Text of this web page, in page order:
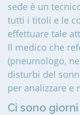
sede è un
tutti i titoli e le
effettuare tale
Il medico che
(pneumologo,
disturbi del
per analizzare e
Ci sono